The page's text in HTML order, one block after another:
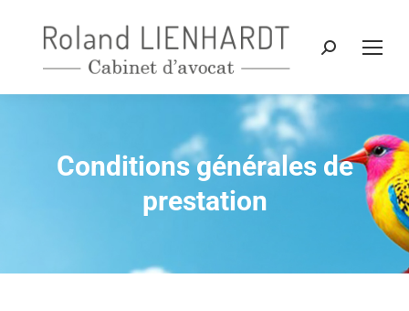
Recherche
Conditions générales de
prestation
Vous êtes ici :